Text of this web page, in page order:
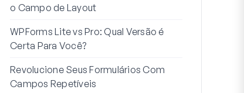
o Campo de Layout
WPForms Lite vs Pro: Qual Versão é
Certa Para Você?
Revolucione Seus Formulários Com
Campos Repetíveis